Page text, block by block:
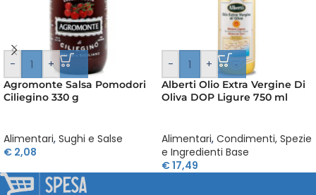
- +
Agromonte Salsa Pomodori
Ciliegino 330 g
Alimentari, Sughi e Salse
€ 2,08
- +
Alberti Olio Extra Vergine Di
Oliva DOP Ligure 750 ml
Alimentari, Condimenti, Spezie
e Ingredienti Base
€17,49